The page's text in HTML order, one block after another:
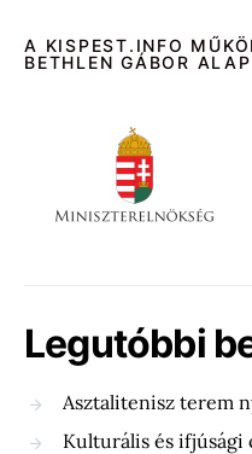
A KISPEST.INFO
BETHLEN GÁBOR
Legutóbbi
Asztalitenisz terem
Kulturális és ifjúsági